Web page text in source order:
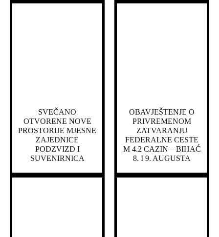
SVEČANO
OTVORENE NOVE
PROSTORIJE MJESNE
ZAJEDNICE
PODZVIZD I
SUVENIRNICA
OBAVJEŠTENJE O
PRIVREMENOM
ZATVARANJU
FEDERALNE CESTE
M 4.2 CAZIN – BIHAĆ
8. I 9. AUGUSTA